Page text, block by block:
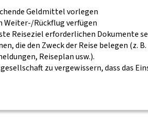
Geldmittel vorlegen
Weiter-/Rückflug verfügen
Reiseziel erforderlichen Dokumente
die den Zweck der Reise belegen (z.
Reiseplan usw.).
zu vergewissern, dass das